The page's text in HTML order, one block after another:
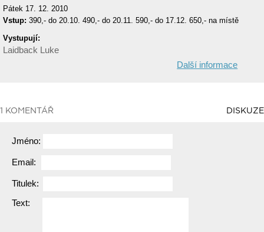
Pátek 17. 12. 2010
Vstup: 390,- do 20.10. 490,- do 20.11. 590,- do 17.12. 650,- na místě
Vystupují:
Laidback Luke
Další informace
1 KOMENTÁŘ DISKUZE
Jméno:
Email:
Titulek:
Text: